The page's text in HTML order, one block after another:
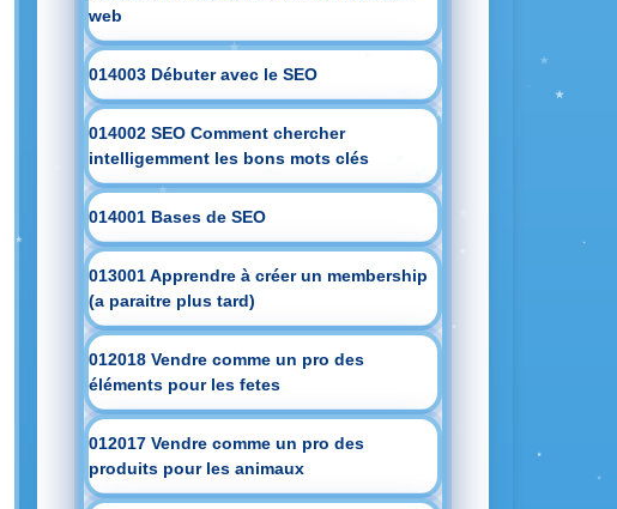
web
014003 Débuter avec le SEO
014002 SEO Comment chercher
intelligemment les bons mots clés
014001 Bases de SEO
013001 Apprendre à créer un membership
(a paraitre plus tard)
012018 Vendre comme un pro des
éléments pour les fetes
012017 Vendre comme un pro des
produits pour les animaux